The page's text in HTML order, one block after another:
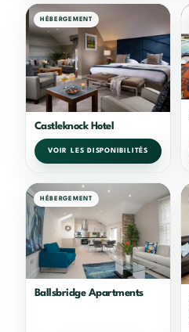
HÉBERGEMENT
Castleknock Hotel
VOIR LES DISPONIBILITÉS
HÉBERGEMENT
Ballsbridge Apartments